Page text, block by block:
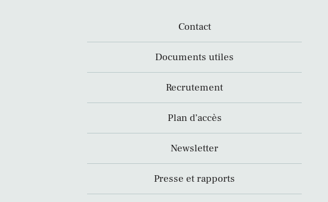
Contact
Documents utiles
Recrutement
Plan d’accès
Newsletter
Presse et rapports